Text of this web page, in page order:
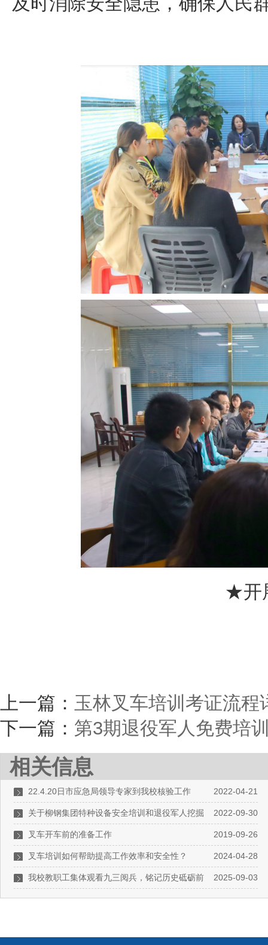
★开
上一篇： 玉林叉车培训考证流程
下一篇： 第3期退役军人免费培
相关信息
2022-04-21
22.4.20日市应急局领导专家到我校核验工作
2022-09-30
关于柳钢集团特种设备安全培训和退役军人挖掘
机技能培训的工作汇报 2019-09-26
叉车开车前的准备工作
2024-04-28
叉车培训如何帮助提高工作效率和安全性？
2025-09-03
我校教职工集体观看九三阅兵，铭记历史砥砺前
行